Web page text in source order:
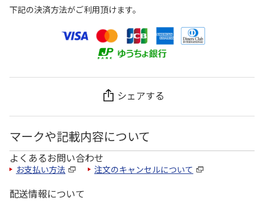
下記の決済方法がご利用頂けます。
シェアする
マークや記載内容について
よくあるお問い合わせ
お支払い方法 注文のキャンセルについて
配送情報について